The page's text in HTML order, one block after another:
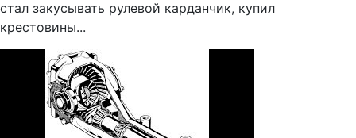
стал закусывать рулевой карданчик, купил
крестовины...